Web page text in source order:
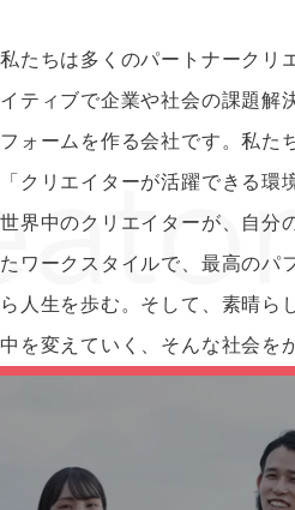
私たちは多くのパートナークリ
イティブで企業や社会の課題解
フォームを作る会社です。私た
「クリエイターが活躍できる環
世界中のクリエイターが、自分
たワークスタイルで、最高のパ
ら人生を歩む。そして、素晴ら
中を変えていく、そんな社会を